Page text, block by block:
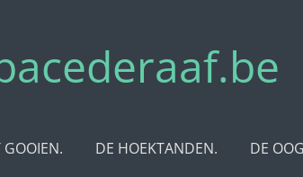
GOOIEN. DE HOEKTANDEN. DE